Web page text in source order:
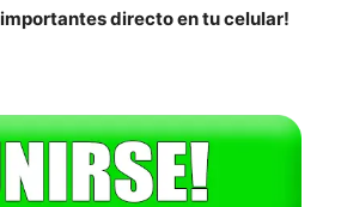
directo en tu celular!